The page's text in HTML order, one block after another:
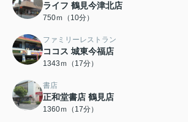
ライフ 鶴見今津北店
750ｍ（10分）
ファミリーレストラン
ココス 城東今福店
1343ｍ（17分）
書店
正和堂書店 鶴見店
1360ｍ（17分）